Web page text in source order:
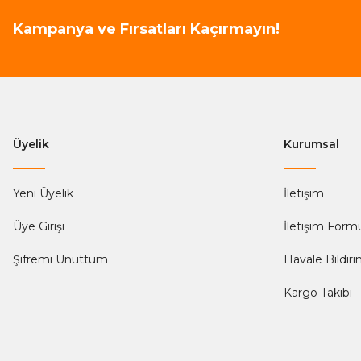
Kampanya ve Fırsatları Kaçırmayın!
Üyelik
Yeni Üyelik
Üye Girişi
Şifremi Unuttum
Kurumsal
İletişim
İletişim
Havale
Kargo Takibi